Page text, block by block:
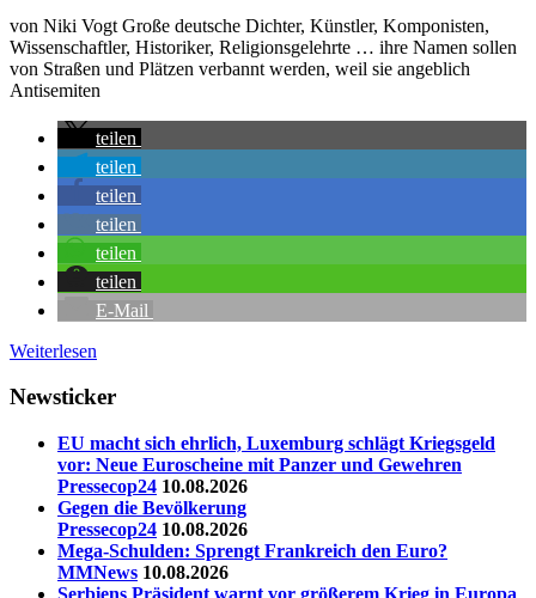
von Niki Vogt Große deutsche Dichter, Künstler, Komponisten,
Wissenschaftler, Historiker, Religionsgelehrte … ihre Namen sollen
von Straßen und Plätzen verbannt werden, weil sie angeblich
Antisemiten
teilen
teilen
teilen
teilen
teilen
teilen
E-Mail
Weiterlesen
Newsticker
EU macht sich ehrlich, Luxemburg schlägt Kriegsgeld
vor: Neue Euroscheine mit Panzer und Gewehren
Pressecop24 10.08.2026
Gegen die Bevölkerung
Pressecop24 10.08.2026
Mega-Schulden: Sprengt Frankreich den Euro?
MMNews 10.08.2026
Serbiens Präsident warnt vor größerem Krieg in Europa